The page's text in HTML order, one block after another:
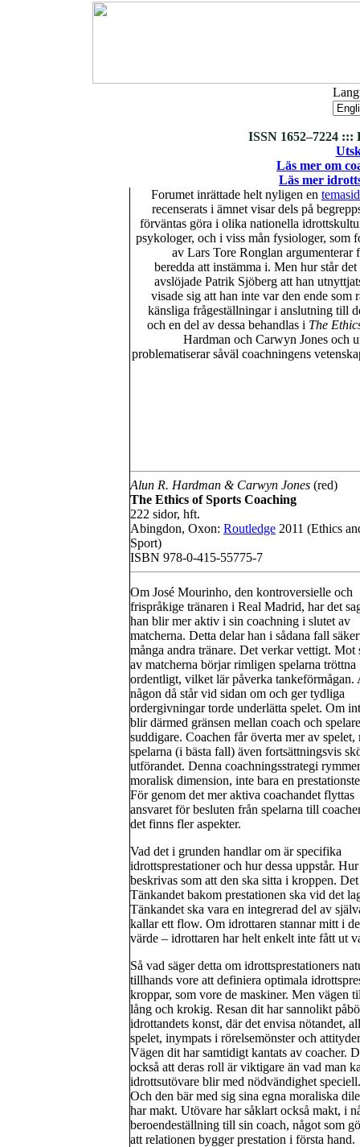
ISSN 1652–7224 :::
Läs mer om
Läs mer
Forumet inrättade helt nyligen en
recenserats i ämnet visar dels på
förväntas göra i olika nationella
psykologer, och i viss mån fysiologer, som
av Lars Tore Ronglan argumenterar
beredda att instämma i. Men hur står
avslöjade Patrik Sjöberg att han
visade sig att han inte var den ende
känsliga frågeställningar i anslutning till
och en del av dessa behandlas i The
Hardman och Carwyn Jones och
problematiserar såväl coachningens
Alun R. Hardman & Carwyn Jones (red)
The Ethics of Sports Coaching
222 sidor, hft.
Abingdon, Oxon: Routledge 2011 (Ethics
Sport)
ISBN 978-0-415-55775-7
Om José Mourinho, den kontroversielle och
frispråkige tränaren i Real Madrid, har det
han blir mer aktiv i sin coachning i slutet av
matcherna. Detta delar han i sådana fall
många andra tränare. Det verkar vettigt. Mot
av matcherna börjar rimligen spelarna tröttna
ordentligt, vilket lär påverka tankeförmågan.
någon då står vid sidan om och ger tydliga
ordergivningar torde underlätta spelet. Om
blir därmed gränsen mellan coach och
suddigare. Coachen får överta mer av spelet,
spelarna (i bästa fall) även fortsättningsvis
utförandet. Denna coachningsstrategi
moralisk dimension, inte bara en
För genom det mer aktiva coachandet flyttas
ansvaret för besluten från spelarna till
det finns fler aspekter.
Vad det i grunden handlar om är specifika
idrottsprestationer och hur dessa uppstår.
beskrivas som att den ska sitta i kroppen.
Tänkandet bakom prestationen ska vid det
Tänkandet ska vara en integrerad del av
kallar ett flow. Om idrottaren stannar mitt i
värde – idrottaren har helt enkelt inte fått ut
Så vad säger detta om idrottsprestationers
tillhands vore att definiera optimala
kroppar, som vore de maskiner. Men vägen
lång och krokig. Resan dit har sannolikt
idrottandets konst, där det envisa nötandet,
spelet, inympats i rörelsemönster och
Vägen dit har samtidigt kantats av coacher.
också att deras roll är viktigare än vad man
idrottsutövare blir med nödvändighet
Och den bär med sig sina egna moraliska
har makt. Utövare har såklart också makt, i
beroendeställning till sin coach, något som
att relationen bygger prestation i första hand.